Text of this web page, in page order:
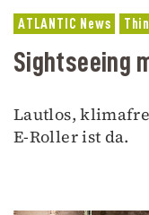
ATLANTIC News
Sightseeing
Lautlos,
E-Roller ist da.